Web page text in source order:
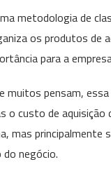
metodologia de
os produtos de
para a
muitos pensam, essa
o custo de
mas principalmente
negócio.